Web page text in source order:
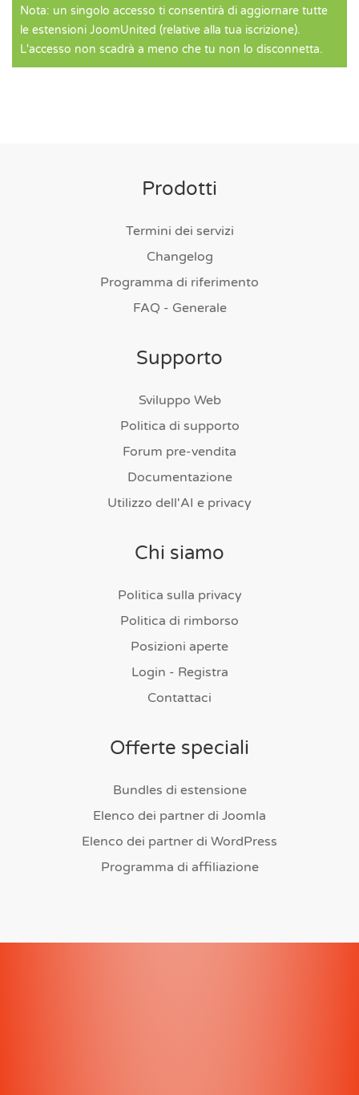
Nota: un singolo accesso ti consentirà di aggiornare tutte
le estensioni JoomUnited (relative alla tua iscrizione).
L'accesso non scadrà a meno che tu non lo disconnetta.
Prodotti
Termini dei servizi
Changelog
Programma di riferimento
FAQ - Generale
Supporto
Sviluppo Web
Politica di supporto
Forum pre-vendita
Documentazione
Utilizzo dell'AI e privacy
Chi siamo
Politica sulla privacy
Politica di rimborso
Posizioni aperte
Login - Registra
Contattaci
Offerte speciali
Bundles di estensione
Elenco dei partner di Joomla
Elenco dei partner di WordPress
Programma di affiliazione